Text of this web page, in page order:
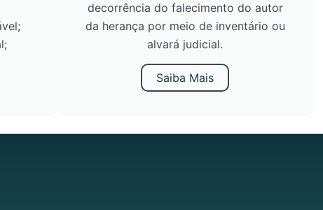
decorrência do falecimento do autor
da herança por meio de inventário ou
alvará judicial.
Saiba Mais